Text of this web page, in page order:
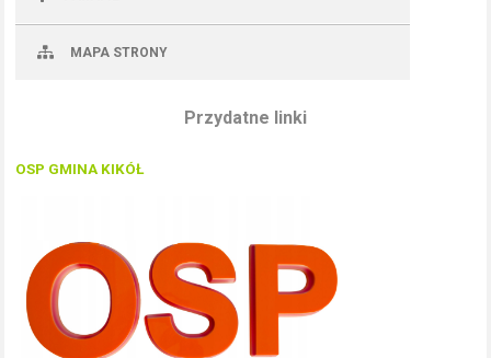
MAPA STRONY
Przydatne linki
OSP GMINA KIKÓŁ